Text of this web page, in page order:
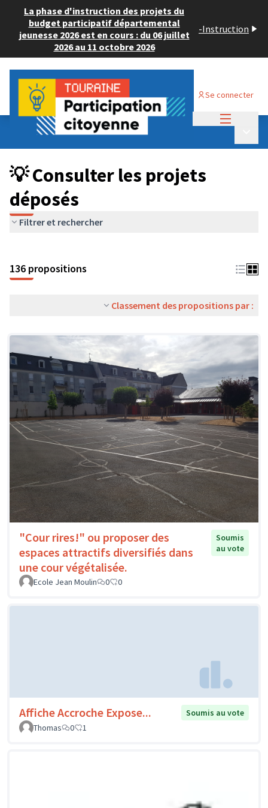
La phase d'instruction des projets du
budget participatif départemental
jeunesse 2026 est en cours : du 06 juillet
2026 au 11 octobre 2026
-Instruction
Se connecter
Budget Participatif JEUNESSE 2024
💡 Consulter les projets déposés
💡 Consulter les projets
déposés
Filtrer et rechercher
136 propositions
Classement des propositions par :
"Cour rires!" ou proposer des
espaces attractifs diversifiés dans
une cour végétalisée.
Soumis
au vote
Ecole Jean Moulin 0 0
Affiche Accroche Expose...
Soumis au vote
Thomas
0 1